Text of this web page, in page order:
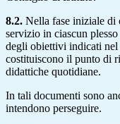
8.2. Nella fase iniziale di
servizio in ciascun
degli obiettivi indicati
costituiscono il punto di
didattiche quotidiane.
In tali documenti sono
intendono perseguire.